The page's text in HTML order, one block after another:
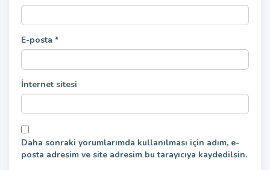
E-posta *
İnternet sitesi
Daha sonraki yorumlarımda kullanılması için adım, e-
posta adresim ve site adresim bu tarayıcıya kaydedilsin.